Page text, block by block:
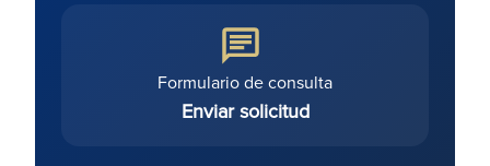
Formulario de consulta
Enviar solicitud